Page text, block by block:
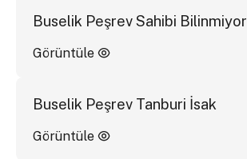
Buselik Peşrev Sahibi Bilinmiyor
Görüntüle
Buselik Peşrev Tanburi İsak
Görüntüle